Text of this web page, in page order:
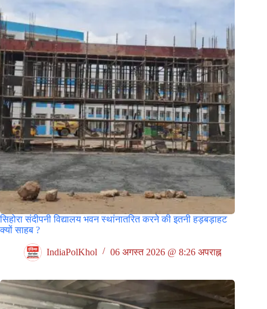
सिहोरा संदीपनी विद्यालय भवन स्थांनातरित करने की इतनी हड़बड़ाहट
क्यों साहब ?
IndiaPolKhol 06 अगस्त 2026 @ 8:26 अपराह्न